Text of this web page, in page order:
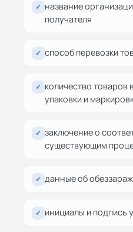
✓ название
получателя
✓ способ перевозки
✓ количество товаров
упаковки и
✓ заключение о
существующим
✓ данные об
✓ инициалы и подпись